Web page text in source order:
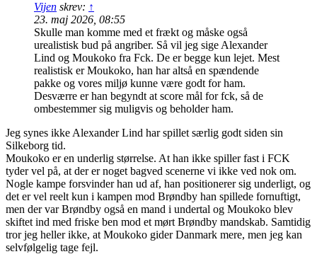
Vijen skrev: ↑
23. maj 2026, 08:55
Skulle man komme med et frækt og måske også
urealistisk bud på angriber. Så vil jeg sige Alexander
Lind og Moukoko fra Fck. De er begge kun lejet. Mest
realistisk er Moukoko, han har altså en spændende
pakke og vores miljø kunne være godt for ham.
Desværre er han begyndt at score mål for fck, så de
ombestemmer sig muligvis og beholder ham.
Jeg synes ikke Alexander Lind har spillet særlig godt siden sin
Silkeborg tid.
Moukoko er en underlig størrelse. At han ikke spiller fast i FCK
tyder vel på, at der er noget bagved scenerne vi ikke ved nok om.
Nogle kampe forsvinder han ud af, han positionerer sig underligt, og
det er vel reelt kun i kampen mod Brøndby han spillede fornuftigt,
men der var Brøndby også en mand i undertal og Moukoko blev
skiftet ind med friske ben mod et mørt Brøndby mandskab. Samtidig
tror jeg heller ikke, at Moukoko gider Danmark mere, men jeg kan
selvfølgelig tage fejl.